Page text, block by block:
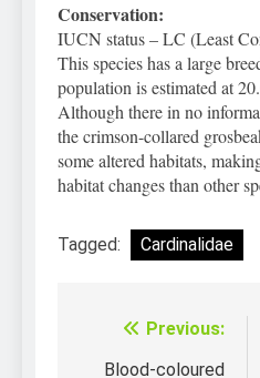
Conservation:
IUCN status – LC (Least
This species has a large
population is estimated at
Although there in no
the crimson-collared
some altered habitats,
habitat changes than other
Tagged: Cardinalidae
Điều
Previous:
Blood-coloured